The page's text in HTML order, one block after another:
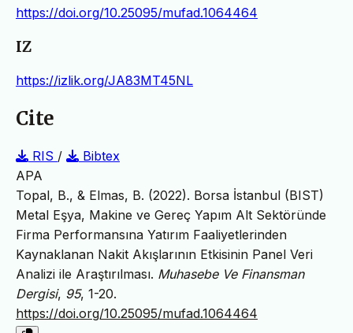
https://doi.org/10.25095/mufad.1064464
IZ
https://izlik.org/JA83MT45NL
Cite
RIS /
Bibtex
APA
Topal, B., & Elmas, B. (2022). Borsa İstanbul (BIST)
Metal Eşya, Makine ve Gereç Yapım Alt Sektöründe
Firma Performansına Yatırım Faaliyetlerinden
Kaynaklanan Nakit Akışlarının Etkisinin Panel Veri
Analizi ile Araştırılması. Muhasebe Ve Finansman
Dergisi, 95, 1-20.
https://doi.org/10.25095/mufad.1064464